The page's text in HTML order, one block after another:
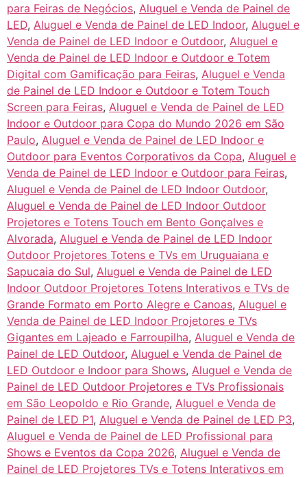
para Feiras de Negócios, Aluguel e Venda de Painel de
LED, Aluguel e Venda de Painel de LED Indoor, Aluguel e
Venda de Painel de LED Indoor e Outdoor, Aluguel e
Venda de Painel de LED Indoor e Outdoor e Totem
Digital com Gamificação para Feiras, Aluguel e Venda
de Painel de LED Indoor e Outdoor e Totem Touch
Screen para Feiras, Aluguel e Venda de Painel de LED
Indoor e Outdoor para Copa do Mundo 2026 em São
Paulo, Aluguel e Venda de Painel de LED Indoor e
Outdoor para Eventos Corporativos da Copa, Aluguel e
Venda de Painel de LED Indoor e Outdoor para Feiras,
Aluguel e Venda de Painel de LED Indoor Outdoor,
Aluguel e Venda de Painel de LED Indoor Outdoor
Projetores e Totens Touch em Bento Gonçalves e
Alvorada, Aluguel e Venda de Painel de LED Indoor
Outdoor Projetores Totens e TVs em Uruguaiana e
Sapucaia do Sul, Aluguel e Venda de Painel de LED
Indoor Outdoor Projetores Totens Interativos e TVs de
Grande Formato em Porto Alegre e Canoas, Aluguel e
Venda de Painel de LED Indoor Projetores e TVs
Gigantes em Lajeado e Farroupilha, Aluguel e Venda de
Painel de LED Outdoor, Aluguel e Venda de Painel de
LED Outdoor e Indoor para Shows, Aluguel e Venda de
Painel de LED Outdoor Projetores e TVs Profissionais
em São Leopoldo e Rio Grande, Aluguel e Venda de
Painel de LED P1, Aluguel e Venda de Painel de LED P3,
Aluguel e Venda de Painel de LED Profissional para
Shows e Eventos da Copa 2026, Aluguel e Venda de
Painel de LED Projetores TVs e Totens Interativos em